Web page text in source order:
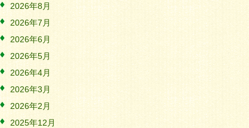
2026年8月
2026年7月
2026年6月
2026年5月
2026年4月
2026年3月
2026年2月
2025年12月